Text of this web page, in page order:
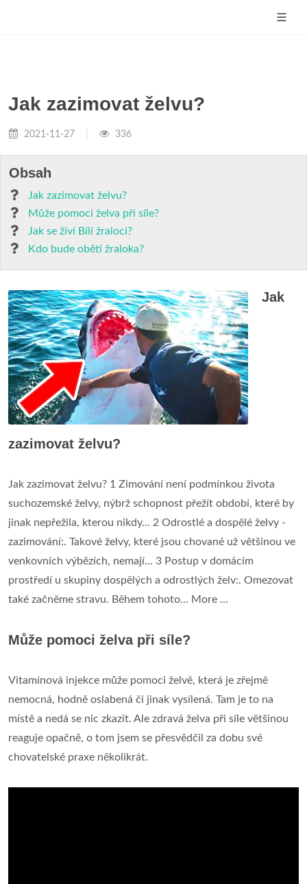
Jak zazimovat želvu?
2021-11-27 336
Obsah
Jak zazimovat želvu?
Může pomoci želva při síle?
Jak se živí Bílí žraloci?
Kdo bude obětí žraloka?
Jak
zazimovat želvu?
Jak zazimovat želvu? 1 Zimování není podmínkou života
suchozemské želvy, nýbrž schopnost přežít období, které by
jinak nepřežila, kterou nikdy... 2 Odrostlé a dospělé želvy -
zazimování:. Takové želvy, které jsou chované už většinou ve
venkovních výbězích, nemají... 3 Postup v domácím
prostředí u skupiny dospělých a odrostlých želv:. Omezovat
také začněme stravu. Během tohoto... More ...
Může pomoci želva při síle?
Vitamínová injekce může pomoci želvě, která je zřejmě
nemocná, hodně oslabená či jinak vysílená. Tam je to na
místě a nedá se nic zkazit. Ale zdravá želva při síle většinou
reaguje opačně, o tom jsem se přesvědčil za dobu své
chovatelské praxe několikrát.